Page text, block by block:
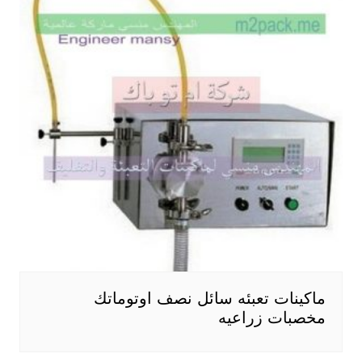
ماكينات تعبئه سائل نصف اوتوماتك
مخصبات زراعيه